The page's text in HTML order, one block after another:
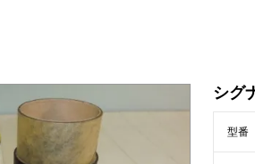
シグ
型番